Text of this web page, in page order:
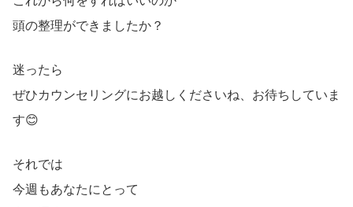
頭の整理ができましたか？
迷ったら
ぜひカウンセリングにお越しくださいね、お待ちしていま
す😊
それでは
今週もあなたにとって